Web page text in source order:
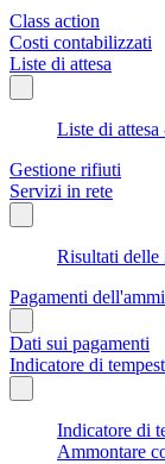
Class action
Costi contabilizzati
Liste di attesa
Liste di
Gestione rifiuti
Servizi in rete
Risultati delle
Pagamenti
Dati sui pagamenti
Indicatore di
Indicatore di
Ammontare